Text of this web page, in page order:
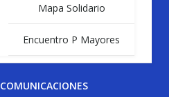
Mapa Solidario
Encuentro P Mayores
COMUNICACIONES